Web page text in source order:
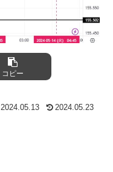
コピー
2024.05.13 2024.05.23